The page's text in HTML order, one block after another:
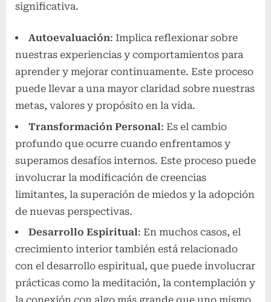
significativa.
Autoevaluación: Implica reflexionar sobre
nuestras experiencias y comportamientos para
aprender y mejorar continuamente. Este proceso
puede llevar a una mayor claridad sobre nuestras
metas, valores y propósito en la vida.
Transformación Personal: Es el cambio
profundo que ocurre cuando enfrentamos y
superamos desafíos internos. Este proceso puede
involucrar la modificación de creencias
limitantes, la superación de miedos y la adopción
de nuevas perspectivas.
Desarrollo Espiritual: En muchos casos, el
crecimiento interior también está relacionado
con el desarrollo espiritual, que puede involucrar
prácticas como la meditación, la contemplación y